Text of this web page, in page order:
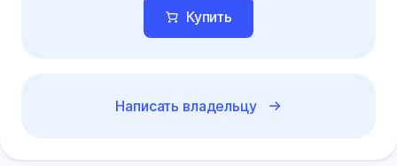
Купить
Написать владельцу